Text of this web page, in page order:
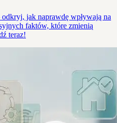
jak naprawdę wpływają na
faktów, które zmienią
teraz!